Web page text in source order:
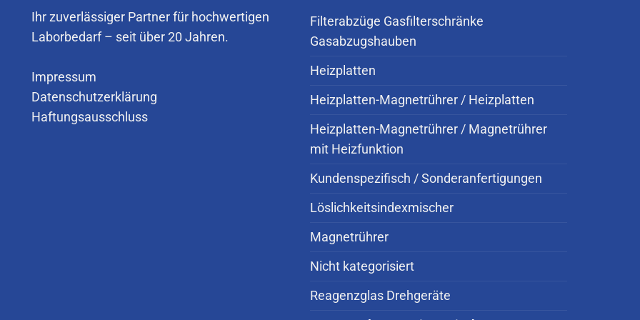
Ihr zuverlässiger Partner für hochwertigen
Laborbedarf – seit über 20 Jahren.
Impressum
Datenschutzerklärung
Haftungsausschluss
Filterabzüge Gasfilterschränke
Gasabzugshauben
Heizplatten
Heizplatten-Magnetrührer / Heizplatten
Heizplatten-Magnetrührer / Magnetrührer
mit Heizfunktion
Kundenspezifisch / Sonderanfertigungen
Löslichkeitsindexmischer
Magnetrührer
Nicht kategorisiert
Reagenzglas Drehgeräte